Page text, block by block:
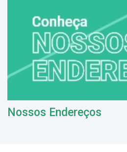
Nossos Endereços